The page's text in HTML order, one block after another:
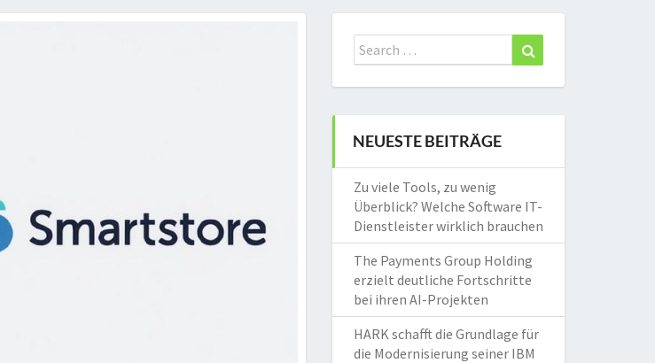
Search
for:
NEUESTE BEITRÄGE
Zu viele Tools, zu wenig
Überblick? Welche Software IT-
Dienstleister wirklich brauchen
The Payments Group Holding
erzielt deutliche Fortschritte
bei ihren AI-Projekten
HARK schafft die Grundlage für
die Modernisierung seiner IBM